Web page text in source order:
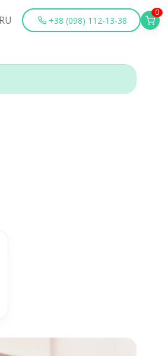
RU +38 (098) 112-13-38
0